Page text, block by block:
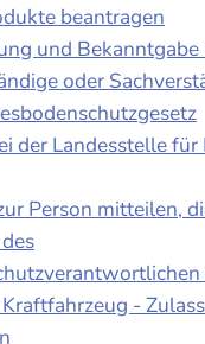
beantragen
und Bekanntgabe
oder
der Landesstelle für
Person mitteilen,
-